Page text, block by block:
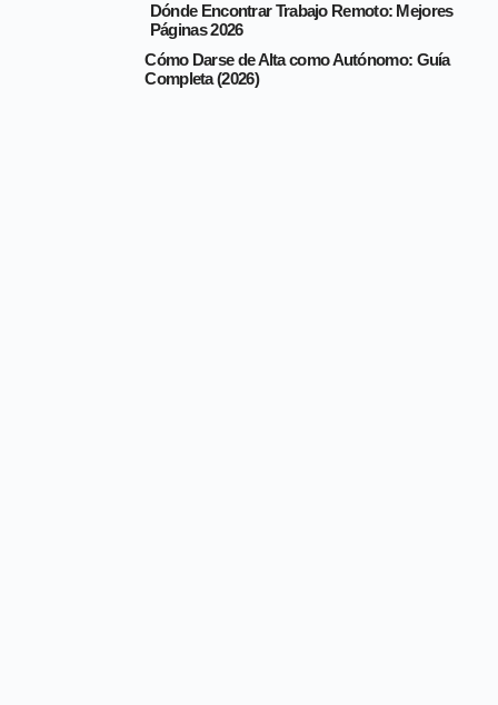
Dónde Encontrar Trabajo Remoto: Mejores
Páginas 2026
Cómo Darse de Alta como Autónomo: Guía
Completa (2026)